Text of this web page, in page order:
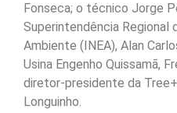
Fonseca; o técnico Jorge
Superintendência
Ambiente (INEA), Alan
Usina Engenho Quissamã,
diretor-presidente da
Longuinho.